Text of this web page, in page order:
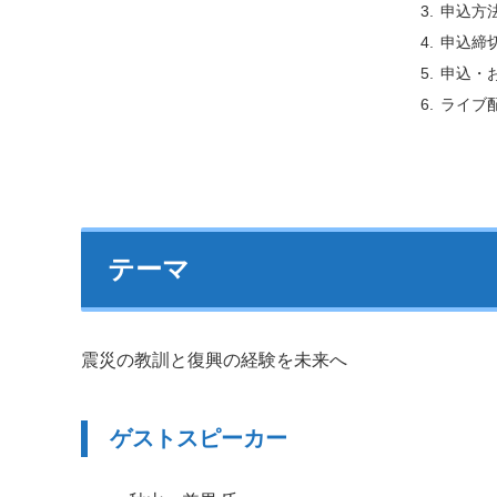
申込方
申込締
申込・
ライブ
テーマ
震災の教訓と復興の経験を未来へ
ゲストスピーカー